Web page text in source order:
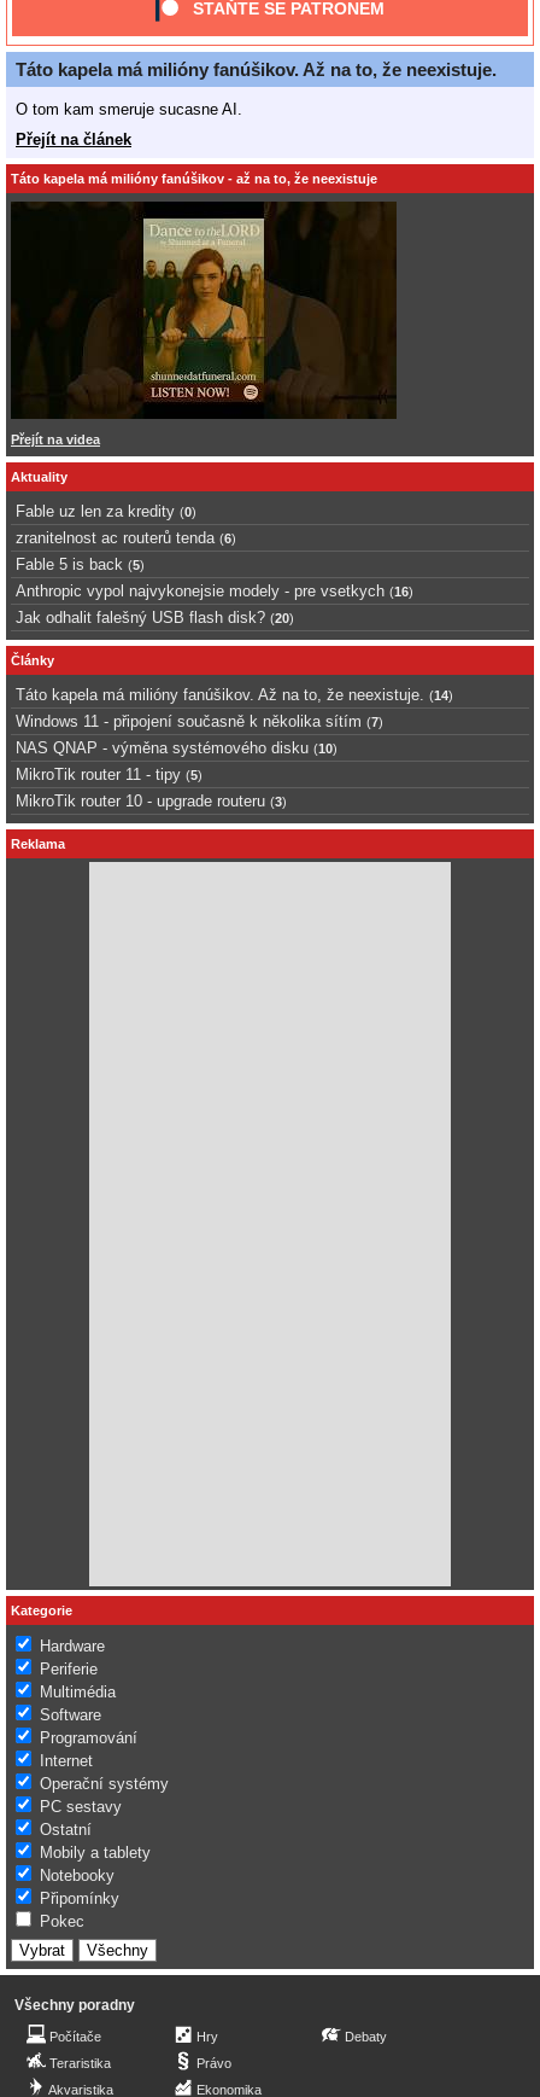
STAŇTE SE PATRONEM
Táto kapela má milióny fanúšikov. Až na to, že neexistuje.
O tom kam smeruje sucasne AI.
Přejít na článek
Táto kapela má milióny fanúšikov - až na to, že neexistuje
Přejít na videa
Aktuality
Fable uz len za kredity (0)
zranitelnost ac routerů tenda (6)
Fable 5 is back (5)
Anthropic vypol najvykonejsie modely - pre vsetkych (16)
Jak odhalit falešný USB flash disk? (20)
Články
Táto kapela má milióny fanúšikov. Až na to, že neexistuje. (14)
Windows 11 - připojení současně k několika sítím (7)
NAS QNAP - výměna systémového disku (10)
MikroTik router 11 - tipy (5)
MikroTik router 10 - upgrade routeru (3)
Reklama
Kategorie
Hardware
Periferie
Multimédia
Software
Programování
Internet
Operační systémy
PC sestavy
Ostatní
Mobily a tablety
Notebooky
Připomínky
Pokec
Všechny poradny
Počítače
Teraristika
Akvaristika
Hry
Právo
Ekonomika
Debaty